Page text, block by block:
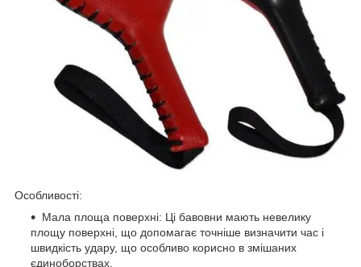
Особливості:
Мала площа поверхні: Ці бавовни мають невелику
площу поверхні, що допомагає точніше визначити час і
швидкість удару, що особливо корисно в змішаних
єдиноборствах.